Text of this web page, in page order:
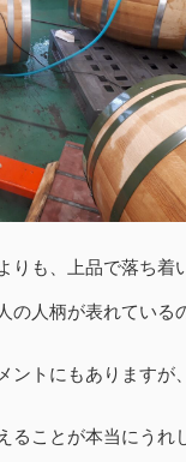
りも、上品で落ち
の人柄が表れている
ントにもありますが
ることが本当にう